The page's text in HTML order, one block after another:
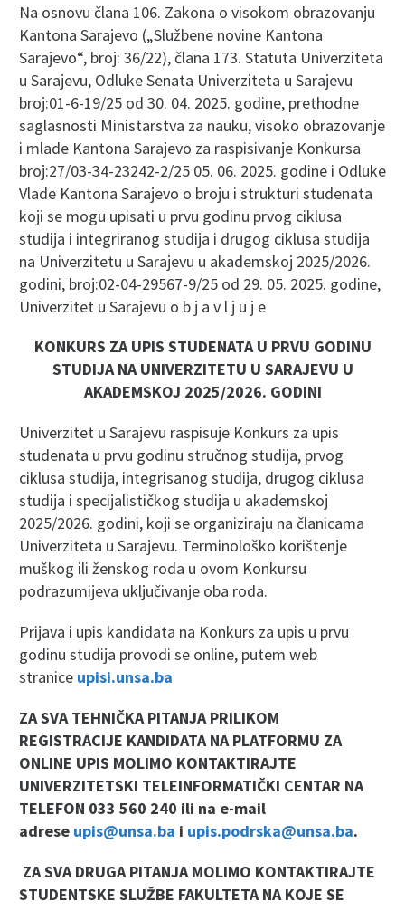
Na osnovu člana 106. Zakona o visokom obrazovanju
Kantona Sarajevo („Službene novine Kantona
Sarajevo“, broj: 36/22), člana 173. Statuta Univerziteta
u Sarajevu, Odluke Senata Univerziteta u Sarajevu
broj:01-6-19/25 od 30. 04. 2025. godine, prethodne
saglasnosti Ministarstva za nauku, visoko obrazovanje
i mlade Kantona Sarajevo za raspisivanje Konkursa
broj:27/03-34-23242-2/25 05. 06. 2025. godine i Odluke
Vlade Kantona Sarajevo o broju i strukturi studenata
koji se mogu upisati u prvu godinu prvog ciklusa
studija i integriranog studija i drugog ciklusa studija
na Univerzitetu u Sarajevu u akademskoj 2025/2026.
godini, broj:02-04-29567-9/25 od 29. 05. 2025. godine,
Univerzitet u Sarajevu o b j a v l j u j e
KONKURS ZA UPIS STUDENATA U PRVU GODINU
STUDIJA NA UNIVERZITETU U SARAJEVU U
AKADEMSKOJ 2025/2026. GODINI
Univerzitet u Sarajevu raspisuje Konkurs za upis
studenata u prvu godinu stručnog studija, prvog
ciklusa studija, integrisanog studija, drugog ciklusa
studija i specijalističkog studija u akademskoj
2025/2026. godini, koji se organiziraju na članicama
Univerziteta u Sarajevu. Terminološko korištenje
muškog ili ženskog roda u ovom Konkursu
podrazumijeva uključivanje oba roda.
Prijava i upis kandidata na Konkurs za upis u prvu
godinu studija provodi se online, putem web
stranice upisi.unsa.ba
ZA SVA TEHNIČKA PITANJA PRILIKOM
REGISTRACIJE KANDIDATA NA PLATFORMU ZA
ONLINE UPIS MOLIMO KONTAKTIRAJTE
UNIVERZITETSKI TELEINFORMATIČKI CENTAR NA
TELEFON 033 560 240 ili na e-mail
adrese upis@unsa.ba i upis.podrska@unsa.ba.
ZA SVA DRUGA PITANJA MOLIMO KONTAKTIRAJTE
STUDENTSKE SLUŽBE FAKULTETA NA KOJE SE